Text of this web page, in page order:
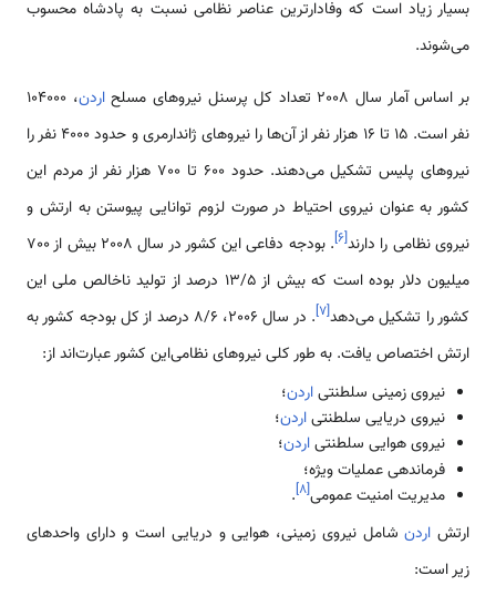
بسیار زیاد است که وفادارترین عناصر نظامی‌ نسبت به پادشاه محسوب
می‌شوند.
بر اساس آمار سال 2008 تعداد کل پرسنل نیروهای مسلح اردن ، 104000
نفر است. 15 تا 16 هزار نفر از آن‌ها را نیروهای ژاندارمری و حدود 4000 نفر را
نیروهای پلیس تشکیل می‌دهند. حدود 600 تا 700 هزار نفر از مردم این
کشور به عنوان نیروی احتیاط در صورت لزوم توانایی پیوستن به ارتش و
نیروی نظامی‌ را دارند[۶]
. بودجه دفاعی این کشور در سال 2008 بیش از 700
میلیون دلار بوده است که بیش از 13/5 درصد از تولید ناخالص ملی این
کشور را تشکیل می‌دهد[۷]
. در سال 2006، 8/6 درصد از کل بودجه کشور به
ارتش اختصاص یافت. به طور کلی نیروهای نظامی‌این کشور عبارت‌اند از:
نیروی زمینی سلطنتیاردن؛
نیروی دریایی سلطنتیاردن؛
نیروی هوایی سلطنتیاردن؛
فرماندهی عملیات ویژه؛
مدیریت امنیت عمومی‌[۸]
.
ارتش اردنشامل نیروی زمینی، هوایی و دریایی است و دارای واحدهای
زیر است: